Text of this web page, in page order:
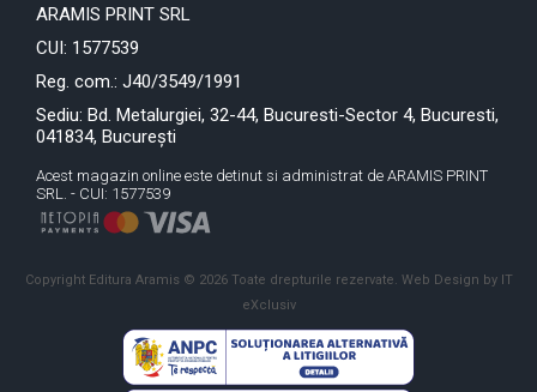
ARAMIS PRINT SRL
CUI: 1577539
Reg. com.: J40/3549/1991
Sediu: Bd. Metalurgiei, 32-44, Bucuresti-Sector 4, Bucuresti,
041834, București
Acest magazin online este detinut si administrat de ARAMIS PRINT
SRL. - CUI: 1577539
Copyright Editura Aramis © 2026 Toate drepturile rezervate. Web Design by IT
eXclusiv